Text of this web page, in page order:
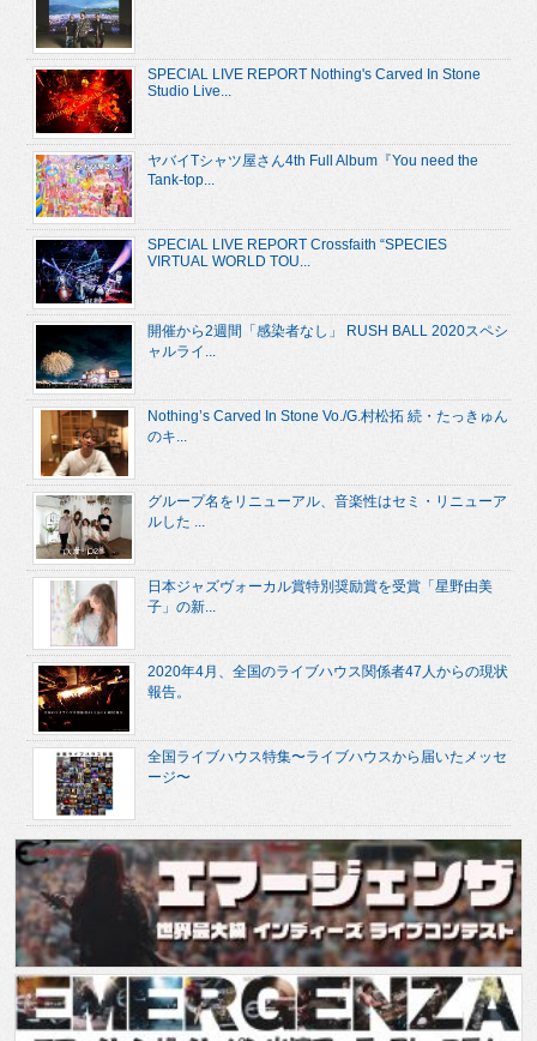
SPECIAL LIVE REPORT Nothing's Carved In Stone
Studio Live...
ヤバイTシャツ屋さん4th Full Album『You need the
Tank-top...
SPECIAL LIVE REPORT Crossfaith “SPECIES
VIRTUAL WORLD TOU...
開催から2週間「感染者なし」 RUSH BALL 2020スペシ
ャルライ...
Nothing’s Carved In Stone Vo./G.村松拓 続・たっきゅん
のキ...
グループ名をリニューアル、音楽性はセミ・リニューア
ルした ...
日本ジャズヴォーカル賞特別奨励賞を受賞「星野由美
子」の新...
2020年4月、全国のライブハウス関係者47人からの現状
報告。
全国ライブハウス特集〜ライブハウスから届いたメッセ
ージ〜